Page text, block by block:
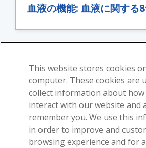
血液の機能: 血液に関する
Learn Siteで詳細を見
弊社の素晴らしい解剖学的構造につい
りください！
This website stores cookies
computer. These cookies are
collect information about how
interact with our website and
remember you. We use this
in order to improve and
browsing experience and for